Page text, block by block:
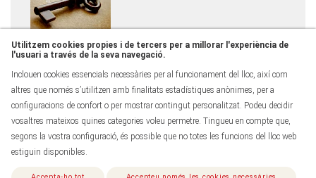
Modificacions de la Llei d'Arrendaments de Finques
Urbanes d'Andorra
Tots els drets reservats - ® 2026 - Torras & Partners -
de denúncies
Utilitzem cookies propies i de tercers per a millorar l'experiència de
l'usuari a través de la seva navegació.
Inclouen cookies essencials necessàries per al funcionament del lloc, així com
altres que només s’utilitzen amb finalitats estadístiques anònimes, per a
configuracions de confort o per mostrar contingut personalitzat. Podeu decidir
vosaltres mateixos quines categories voleu permetre. Tingueu en compte que,
segons la vostra configuració, és possible que no totes les funcions del lloc web
estiguin disponibles.